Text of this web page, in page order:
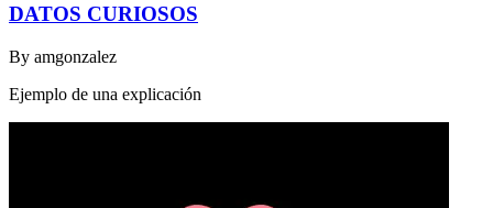
DATOS CURIOSOS
By amgonzalez
Ejemplo de una explicación